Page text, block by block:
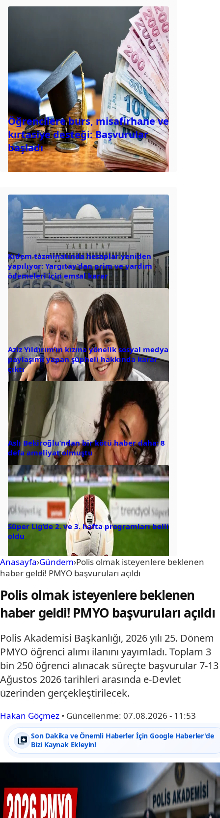
Öğrencilere burs, misafirhane ve
kırtasiye desteği: Başvurular
başladı
Kıdem tazminatında hesaplar yeniden
yapılıyor: Yargıtay’dan prim ve yardım
ödemeleri için emsal karar
Aziz Yıldırım’ın kızına yönelik sosyal medya
paylaşımı yapan şüpheli hakkında karar
çıktı
Aslı Bekiroğlu’ndan bir kötü haber daha: 8
defa ameliyat olmuştu
Süper Lig’de 2. ve 3. hafta programları belli
oldu
Anasayfa›Gündem›Polis olmak isteyenlere beklenen
haber geldi! PMYO başvuruları açıldı
Polis olmak isteyenlere beklenen
haber geldi! PMYO başvuruları açıldı
Polis Akademisi Başkanlığı, 2026 yılı 25. Dönem
PMYO öğrenci alımı ilanını yayımladı. Toplam 3
bin 250 öğrenci alınacak süreçte başvurular 7-13
Ağustos 2026 tarihleri arasında e-Devlet
üzerinden gerçekleştirilecek.
Hakan Göçmez • Güncellenme: 07.08.2026 - 11:53
Son Dakika ve Önemli Haberler İçin Google Haberler'de
Bizi Kaynak Ekleyin!